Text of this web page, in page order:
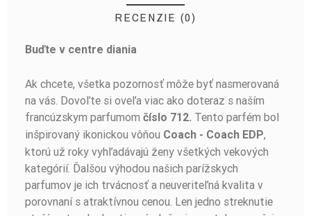
RECENZIE (0)
Buďte v centre diania
Ak chcete, všetka pozornosť môže byť nasmerovaná
na vás. Dovoľte si oveľa viac ako doteraz s naším
francúzskym parfumom číslo 712. Tento parfém bol
inšpirovaný ikonickou vôňou Coach - Coach EDP,
ktorú už roky vyhľadávajú ženy všetkých vekových
kategórií. Ďalšou výhodou našich parížskych
parfumov je ich trvácnosť a neuveriteľná kvalita v
porovnaní s atraktívnou cenou. Len jedno streknutie
BUĎTE PRVÝ, KTO NAPÍŠE RECENZIU!